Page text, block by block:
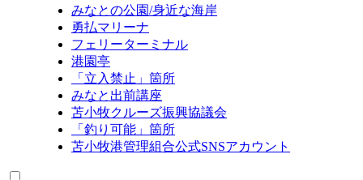
みなとの公園/身近な海岸
勇払マリーナ
フェリーターミナル
港園亭
「立入禁止」箇所
みなと出前講座
苫小牧クルーズ振興協議会
「釣り可能」箇所
苫小牧港管理組合公式SNSアカウント